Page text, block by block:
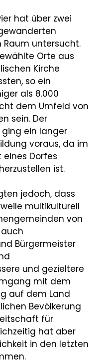
hat über zwei
untersucht.
Orte aus
Kirche
so ein
als 8.000
dem Umfeld von
sein. Der
ein langer
voraus, da im
Dorfes
ist.
jedoch, dass
multikulturell
von
Bürgermeister
und gezieltere
mit dem
auf dem Land
Bevölkerung
für
hat aber
in den letzten